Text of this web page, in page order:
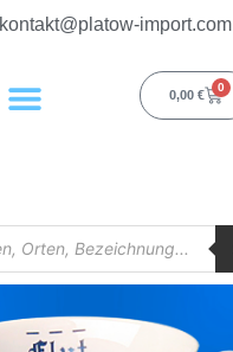
kontakt@platow-import.com
0,00 €
0